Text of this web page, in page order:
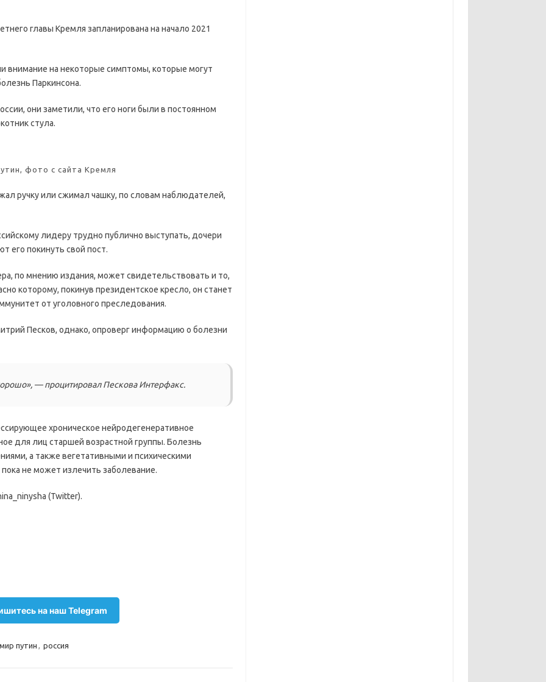
главы Кремля запланирована на начало 2021
внимание на некоторые симптомы, которые могут
Паркинсона.
они заметили, что его ноги были в постоянном
стула.
фото с сайта Кремля
ручку или сжимал чашку, по словам наблюдателей,
лидеру трудно публично выступать, дочери
его покинуть свой пост.
по мнению издания, может свидетельствовать и то,
которому, покинув президентское кресло, он станет
от уголовного преследования.
Песков, однако, опроверг информацию о болезни
— процитировал Пескова Интерфакс.
хроническое нейродегенеративное
для лиц старшей возрастной группы. Болезнь
а также вегетативными и психическими
не может излечить заболевание.
(Twitter).
на наш Telegram
путин россия